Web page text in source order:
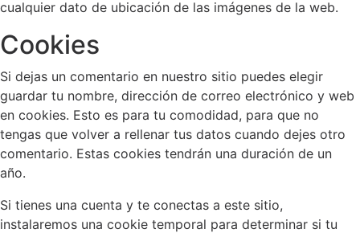
cualquier dato de ubicación de las imágenes de la web.
Cookies
Si dejas un comentario en nuestro sitio puedes elegir
guardar tu nombre, dirección de correo electrónico y web
en cookies. Esto es para tu comodidad, para que no
tengas que volver a rellenar tus datos cuando dejes otro
comentario. Estas cookies tendrán una duración de un
año.
Si tienes una cuenta y te conectas a este sitio,
instalaremos una cookie temporal para determinar si tu